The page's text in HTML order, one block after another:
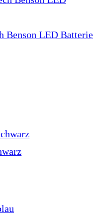
Benson LED Batterie